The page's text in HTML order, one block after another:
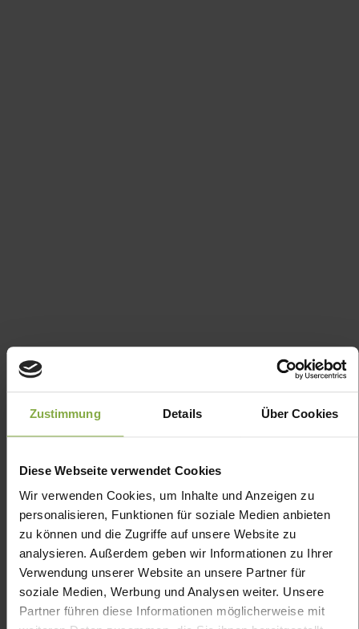
Zustimmung Details Über Cookies
Diese Webseite verwendet Cookies
Wir verwenden Cookies, um Inhalte und Anzeigen zu
personalisieren, Funktionen für soziale Medien anbieten
zu können und die Zugriffe auf unsere Website zu
analysieren. Außerdem geben wir Informationen zu Ihrer
Verwendung unserer Website an unsere Partner für
soziale Medien, Werbung und Analysen weiter. Unsere
Partner führen diese Informationen möglicherweise mit
Aktuell produzieren wir eine Vielzahl
unterschiedlichster Rezepturen,
Produktspektrum für Ihr Privat Label
Ihre eigene Marke anbieten können.
Tagescreme
Getönte Tagescreme
Gesichtsöl